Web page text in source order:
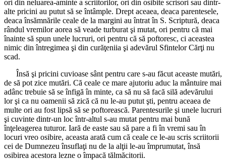
ori din neluarea-aminte a scriitorilor, ori din osibite scrisori sau dintr-
alte pricini au putut să se întâmple. Drept aceaea, deaca parentesele,
deaca însămnările ceale de la margini au întrat în S. Scriptură, deaca
rândul vremilor aorea să veade turburat şi mutat, ori pentru că mai
înainte să spun unele lucruri, ori pentru că să poftoresc, ci aceastea
nimic din întregimea şi din curăţeniia şi adevărul Sfintelor Cărţi nu
scad.
Însă şi pricini cuvioase sânt pentru care s-au făcut aceaste mutări,
de să pot zice mutări. Că ceale ce mare ajutoriu aduc la mântuire mai
adânc trebuie să se înfigă în minte, ca să nu să facă silă adevărului
lor şi ca nu oamenii să zică că nu le-au putut şti, pentru aceaea de
multe ori au fost lipsă să se poftorească. Parentesurile şi unele lucruri
şi cuvinte dintr-un loc într-altul s-au mutat pentru mai bună
înţeleagerea tuturor. Iară de easte sau să pare a fi în vremi sau în
locuri vreo osibire, aceasta arată cum că ceale ce le-au scris scriitorii
cei de Dumnezeu însuflaţi nu de la alţii le-au împrumutat, însă
osibirea acestora lezne o împacă tălmăcitorii.